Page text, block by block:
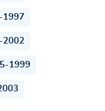
1997
2002
1999